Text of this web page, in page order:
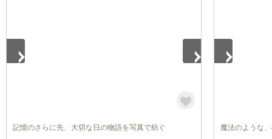
記憶のさらに先、大切な日の物語を写真で紡ぐ 魔法のような